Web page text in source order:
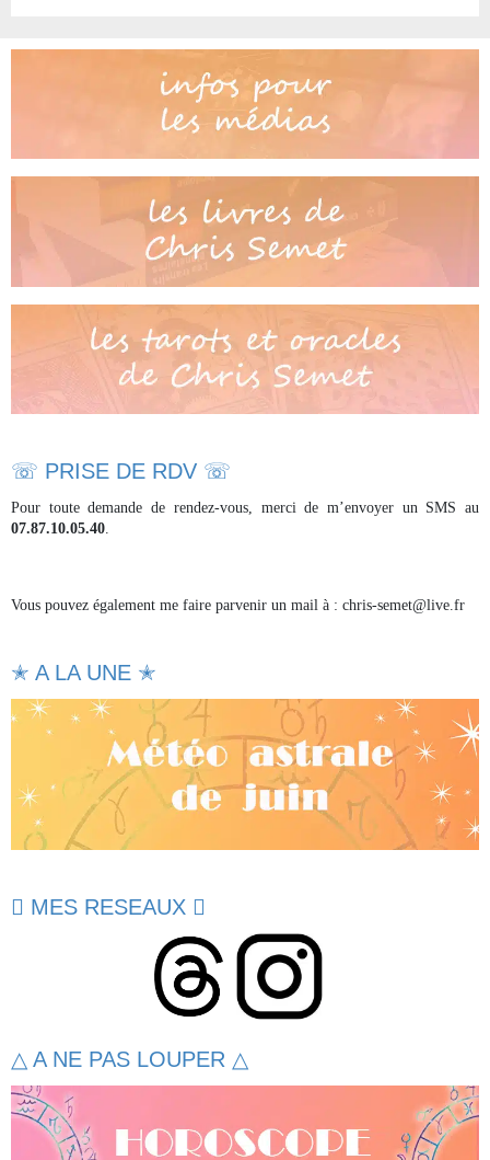
☏ PRISE DE RDV ☏
Pour toute demande de rendez-vous, merci de m’envoyer un SMS au
07.87.10.05.40.
Vous pouvez également me faire parvenir un mail à : chris-semet@live.fr
✭ A LA UNE ✭
 MES RESEAUX 
△ A NE PAS LOUPER △